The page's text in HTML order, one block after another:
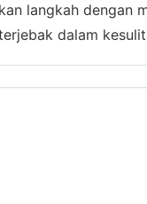
langkah dengan
dalam